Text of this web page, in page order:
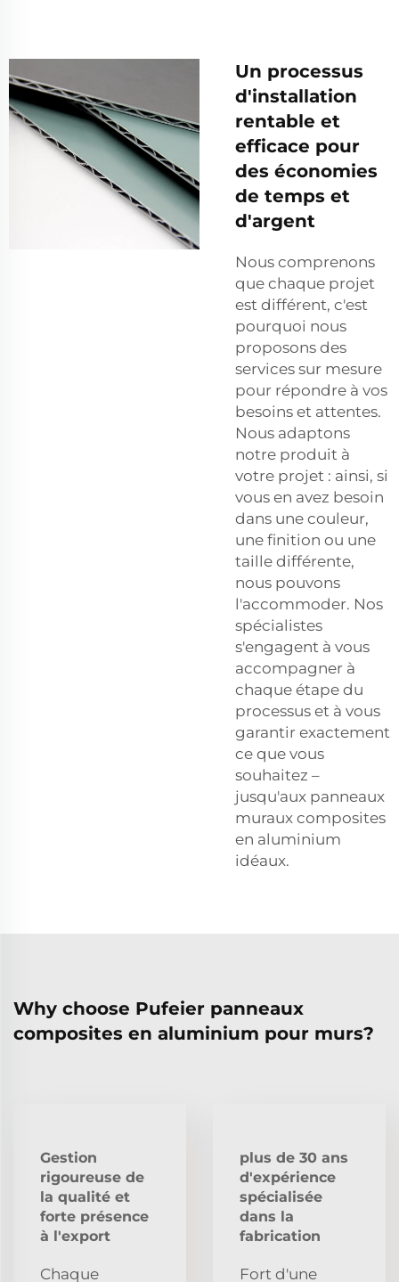
Un processus
d'installation
rentable et
efficace pour
des économies
de temps et
d'argent
Nous comprenons
que chaque projet
est différent, c'est
pourquoi nous
proposons des
services sur mesure
pour répondre à vos
besoins et attentes.
Nous adaptons
notre produit à
votre projet : ainsi, si
vous en avez besoin
dans une couleur,
une finition ou une
taille différente,
nous pouvons
l'accommoder. Nos
spécialistes
s'engagent à vous
accompagner à
chaque étape du
processus et à vous
garantir exactement
ce que vous
souhaitez –
jusqu'aux panneaux
muraux composites
en aluminium
idéaux.
Why choose Pufeier panneaux
composites en aluminium pour murs?
Gestion
rigoureuse de
la qualité et
forte présence
à l'export
Chaque
plus de 30 ans
d'expérience
spécialisée
dans la
fabrication
Fort d'une